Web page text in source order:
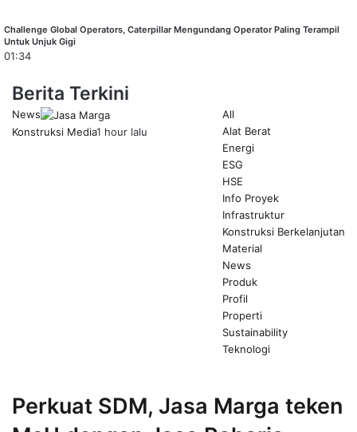
Challenge Global Operators, Caterpillar Mengundang Operator Paling Terampil
Untuk Unjuk Gigi
01:34
Berita Terkini
All
Alat Berat
Energi
ESG
HSE
Info Proyek
Infrastruktur
Konstruksi Berkelanjutan
Material
News
Produk
Profil
Properti
Sustainability
Teknologi
page
News
Konstruksi Media1 hour lalu
Perkuat SDM, Jasa Marga teken